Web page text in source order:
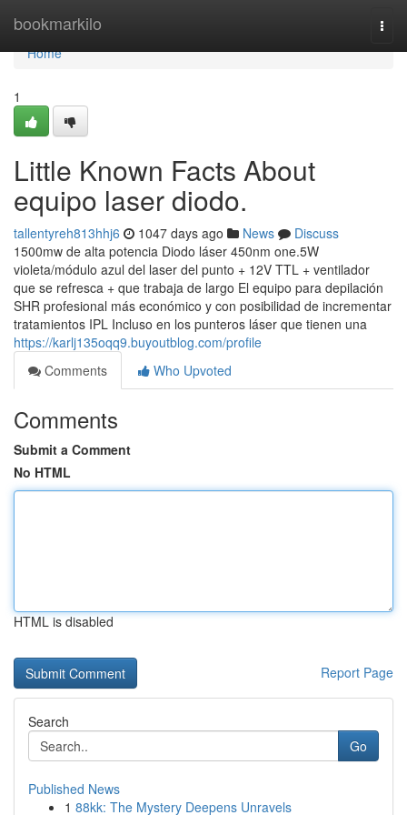
bookmarkilo
Home
Home
1
Little Known Facts About
equipo laser diodo.
tallentyreh813hhj6 1047 days ago News
Discuss
1500mw de alta potencia Diodo láser 450nm one.5W
violeta/módulo azul del laser del punto + 12V TTL + ventilador
que se refresca + que trabaja de largo El equipo para depilación
SHR profesional más económico y con posibilidad de incrementar
tratamientos IPL Incluso en los punteros láser que tienen una
https://karlj135oqq9.buyoutblog.com/profile
Comments
Who Upvoted
Comments
Submit a Comment
No HTML
HTML is disabled
Report Page
Search
Go
Published News
1 88kk: The Mystery Deepens Unravels